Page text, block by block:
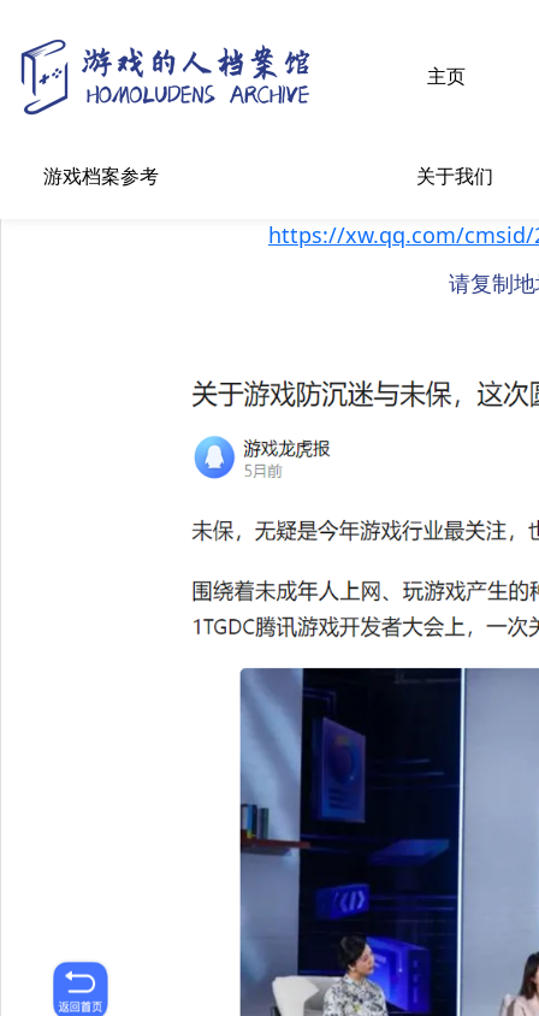
主页
游戏档案参考 关于我们
https://xw.qq.com/cmsid/
请复制